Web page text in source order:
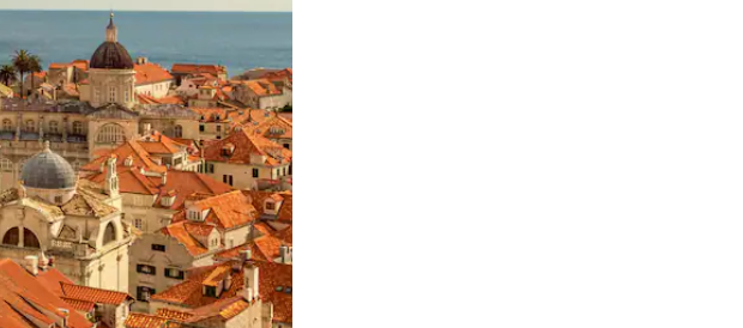
tác chạm hoặc vuốt.